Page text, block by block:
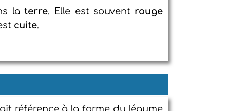
laterre. Elle est souvent rouge
cuite.
référence à la forme du légume